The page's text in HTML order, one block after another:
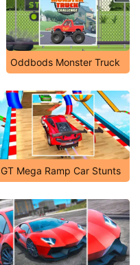
Oddbods Monster Truck
GT Mega Ramp Car Stunts